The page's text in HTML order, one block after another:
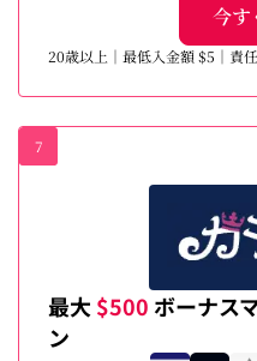
今す
20歳以上｜最低入金額 $5｜責
7
最大 $500 ボーナス
ン